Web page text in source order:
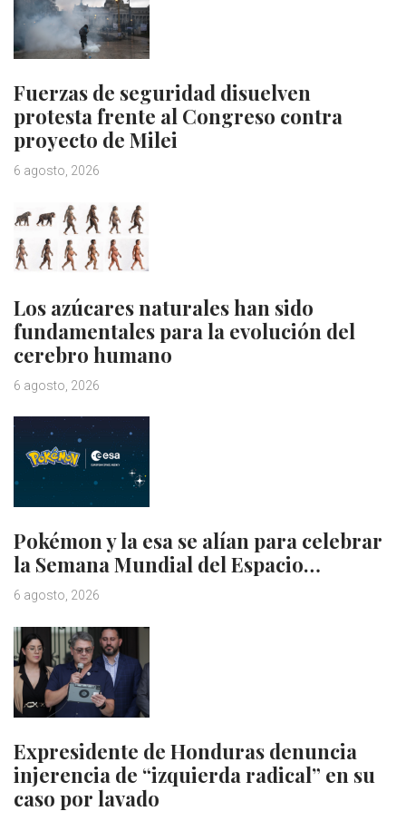
Fuerzas de seguridad disuelven
protesta frente al Congreso contra
proyecto de Milei
6 agosto, 2026
Los azúcares naturales han sido
fundamentales para la evolución del
cerebro humano
6 agosto, 2026
Pokémon y la esa se alían para celebrar
la Semana Mundial del Espacio…
6 agosto, 2026
Expresidente de Honduras denuncia
injerencia de “izquierda radical” en su
caso por lavado